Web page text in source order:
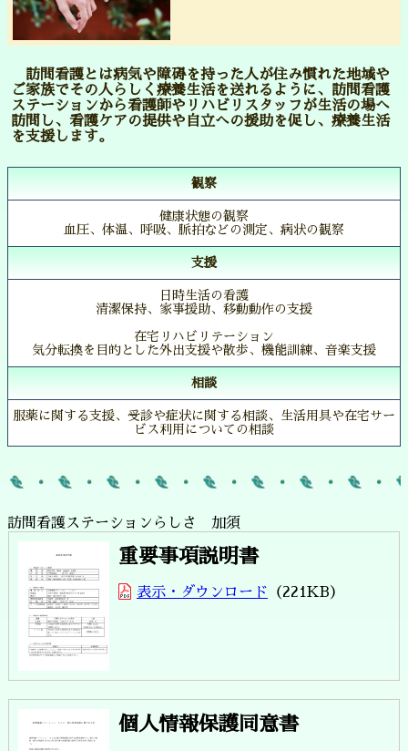
訪問看護とは病気や障碍を持った人が住み慣れた地域や
ご家族でその人らしく療養生活を送れるように、訪問看護
ステーションから看護師やリハビリスタッフが生活の場へ
訪問し、看護ケアの提供や自立への援助を促し、療養生活
を支援します。
観察
健康状態の観察
血圧、体温、呼吸、脈拍などの測定、病状の観察
支援
日時生活の看護
清潔保持、家事援助、移動動作の支援
在宅リハビリテーション
気分転換を目的とした外出支援や散歩、機能訓練、音楽支援
相談
服薬に関する支援、受診や症状に関する相談、生活用具や在宅サー
ビス利用についての相談
訪問看護ステーションらしさ 加須
重要事項説明書
表示・ダウンロード 221KB
個人情報保護同意書